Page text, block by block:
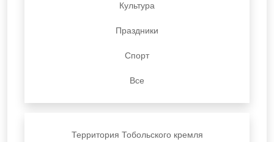
Культура
Праздники
Спорт
Все
Территория Тобольского кремля